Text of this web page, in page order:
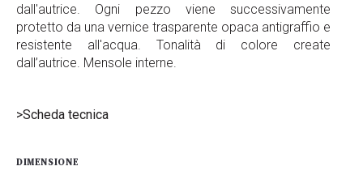
dall'autrice. Ogni pezzo viene successivamente
protetto da una vernice trasparente opaca antigraffio e
resistente all'acqua. Tonalità di colore create
dall’autrice. Mensole interne.
>Scheda tecnica
DIMENSIONE